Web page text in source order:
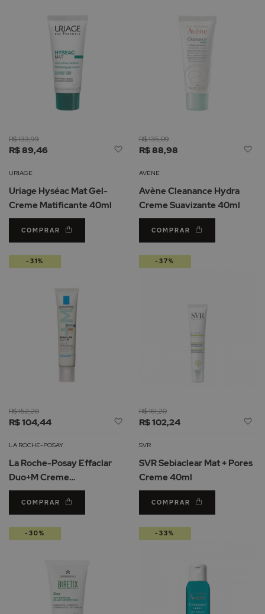
R$ 89,46
R$ 133,99
Adicionar
Lista
Desejos
URIAGE
Uriage Hyséac Mat Gel-
Creme Matificante 40ml
COMPRAR
R$ 88,98
R$ 135,09
AVÈNE
Avène Cleanance Hydra
Creme Suavizante 40ml
COMPRAR
R$ 104,44
R$ 152,20
Adicionar
Lista
Desejos
LA ROCHE-POSAY
La Roche-Posay Effaclar
Duo+M Creme
Uniformizador Medium
40ml
COMPRAR
-31%
R$ 102,24
R$ 161,20
SVR
SVR Sebiaclear Mat + Pores
Creme 40ml
COMPRAR
-37%
-30% -33%